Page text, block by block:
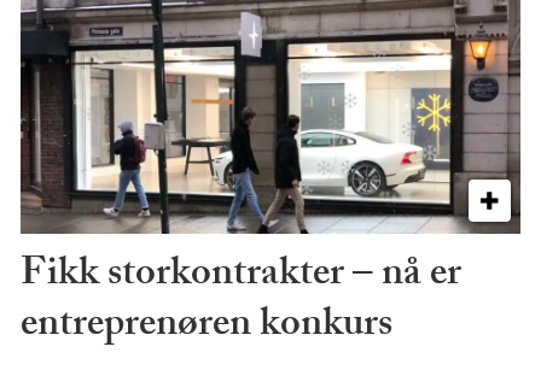
Fikk storkontrakter – nå er
entreprenøren konkurs